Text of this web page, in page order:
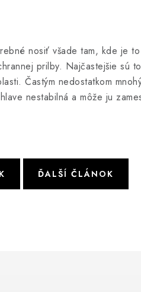
nosiť všade tam, kde je
prilby. Najčastejšie sú
Častým nedostatkom
nestabilná a môže ju
ĎALŠÍ ČLÁNOK